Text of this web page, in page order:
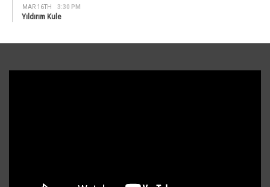
MAR 16TH 3:30 PM
Yıldırım Kule